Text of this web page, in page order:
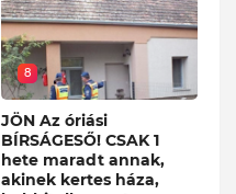
8
JÖN Az óriási
BÍRSÁGESŐ! CSAK 1
hete maradt annak,
akinek kertes háza,